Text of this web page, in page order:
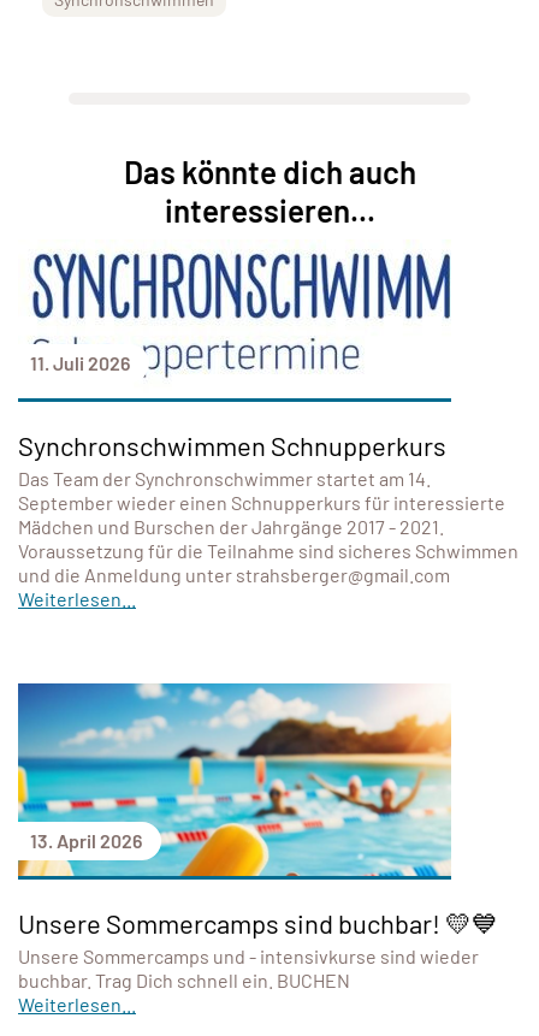
Das könnte dich auch
interessieren...
11. Juli 2026
Synchronschwimmen Schnupperkurs
Das Team der Synchronschwimmer startet am 14.
September wieder einen Schnupperkurs für interessierte
Mädchen und Burschen der Jahrgänge 2017 - 2021.
Voraussetzung für die Teilnahme sind sicheres Schwimmen
und die Anmeldung unter strahsberger@gmail.com
Weiterlesen...
13. April 2026
Unsere Sommercamps sind buchbar! 💛💙
Unsere Sommercamps und - intensivkurse sind wieder
buchbar. Trag Dich schnell ein. BUCHEN
Weiterlesen...